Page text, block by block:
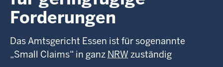
Forderungen
Das Amtsgericht Essen ist für sogenannte
„Small Claims“ in ganz NRW zuständig